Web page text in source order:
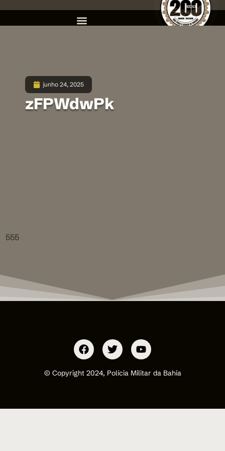
junho 24, 2025
zFPWdwPk
555
© Copyright 2024, Polícia Militar da Bahia